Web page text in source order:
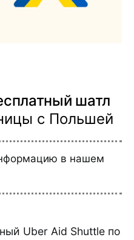
шатл
с Польшей
в нашем
Uber Aid Shuttle по